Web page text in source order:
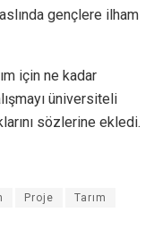
gençlere ilham
için ne kadar
üniversiteli
sözlerine ekledi.
Proje Tarım